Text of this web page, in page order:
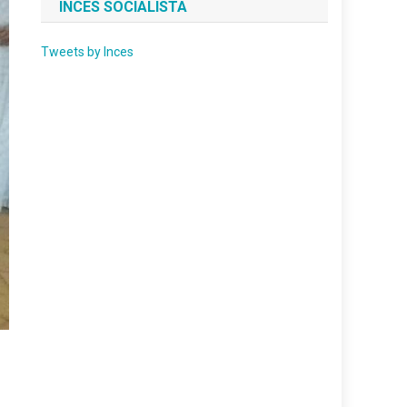
INCES SOCIALISTA
Tweets by Inces